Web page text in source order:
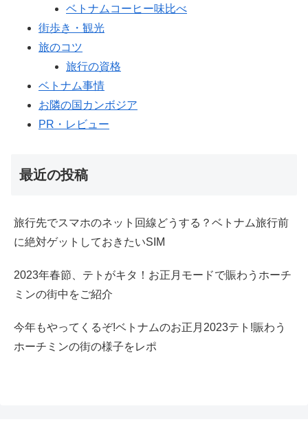
ベトナムコーヒー味比べ
街歩き・観光
旅のコツ
旅行の資格
ベトナム事情
お隣の国カンボジア
PR・レビュー
最近の投稿
旅行先でスマホのネット回線どうする？ベトナム旅行前
に絶対ゲットしておきたいSIM
2023年春節、テトがキタ！お正月モードで賑わうホーチ
ミンの街中をご紹介
今年もやってくるぞ!ベトナムのお正月2023テト!賑わう
ホーチミンの街の様子をレポ